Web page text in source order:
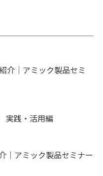
介｜アミック製品セミ
実践・活用編
｜アミック製品セミナー